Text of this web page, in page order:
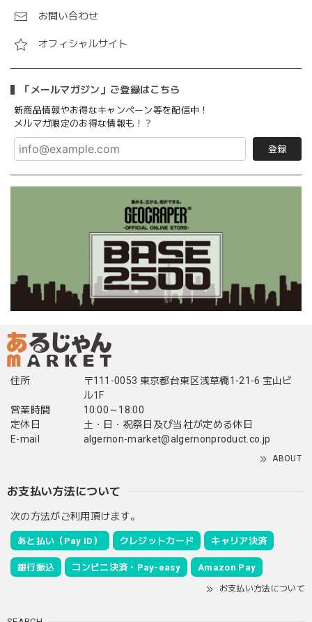
お問い合わせ
オフィシャルサイト
「メールマガジン」ご登録はこちら
新商品情報やお得なキャンペーン等を配信中！
メルマガ限定のお得な情報も！？
登録
住所
〒111-0053 東京都台東区浅草橋1-21-6 宝山ビ
ル1F
営業時間
10:00～18:00
定休日
土・日・祝祭日及び当社が定める休日
E-mail
algernon-market@algernonproduct.co.jp
ABOUT
お支払い方法について
次の方法がご利用頂けます。
あと払い（Pay ID） クレジットカード キャリア決済
銀行振込 コンビニ決済・Pay-easy Amazon Pay
お支払い方法について